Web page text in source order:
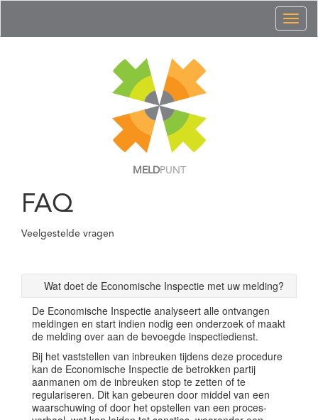
MELDPUNT
FAQ
Veelgestelde vragen
Wat doet de Economische Inspectie met uw melding?
De Economische Inspectie analyseert alle ontvangen
meldingen en start indien nodig een onderzoek of maakt
de melding over aan de bevoegde inspectiedienst.
Bij het vaststellen van inbreuken tijdens deze procedure
kan de Economische Inspectie de betrokken partij
aanmanen om de inbreuken stop te zetten of te
regulariseren. Dit kan gebeuren door middel van een
waarschuwing of door het opstellen van een proces-